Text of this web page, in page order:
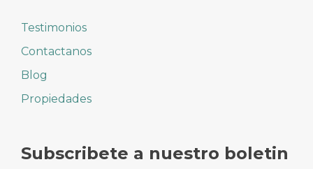
Testimonios
Contactanos
Blog
Propiedades
Subscribete a nuestro boletin